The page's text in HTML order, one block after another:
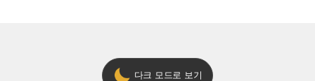
다크 모드로 보기